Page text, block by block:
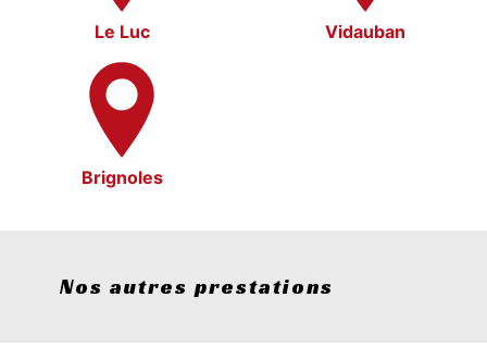
Le Luc Vidauban
Brignoles
Nos autres prestations